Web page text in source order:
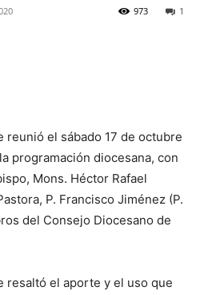
1
973
reunió el sábado 17 de octubre
programación diocesana, con
Mons. Héctor Rafael
P. Francisco Jiménez (P.
del Consejo Diocesano de
resaltó el aporte y el uso que